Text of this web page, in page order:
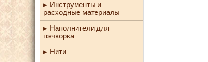
Инструменты и
расходные материалы
Наполнители для
пэчворка
Нити